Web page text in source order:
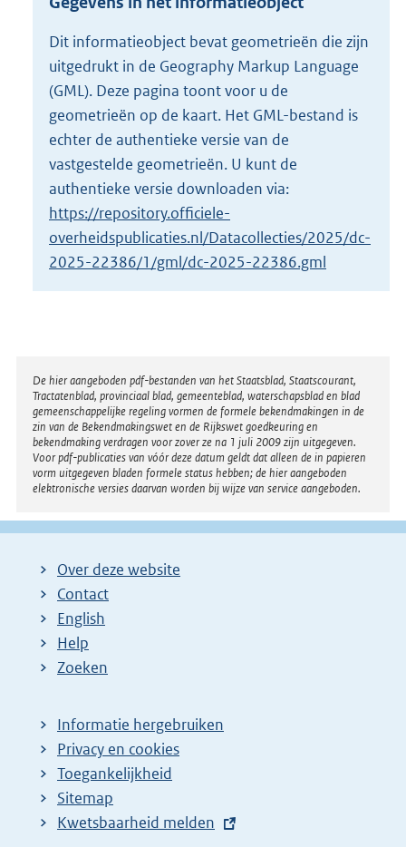
r
o
t
t
e
3
K
b
Dit informatieobject bevat geometrieën die zijn
uitgedrukt in de Geography Markup Language
(GML). Deze pagina toont voor u de
geometrieën op de kaart. Het GML-bestand is
echter de authentieke versie van de
vastgestelde geometrieën. U kunt de
authentieke versie downloaden via:
https://repository.officiele-
overheidspublicaties.nl/Datacollecties/2025/dc-
2025-22386/1/gml/dc-2025-22386.gml
Disclaimer
De hier aangeboden pdf-bestanden van het Staatsblad, Staatscourant,
Tractatenblad, provinciaal blad, gemeenteblad, waterschapsblad en blad
gemeenschappelijke regeling vormen de formele bekendmakingen in de
zin van de Bekendmakingswet en de Rijkswet goedkeuring en
bekendmaking verdragen voor zover ze na 1 juli 2009 zijn uitgegeven.
Voor pdf-publicaties van vóór deze datum geldt dat alleen de in papieren
vorm uitgegeven bladen formele status hebben; de hier aangeboden
elektronische versies daarvan worden bij wijze van service aangeboden.
Over deze website
Contact
English
Help
Zoeken
Informatie hergebruiken
Privacy en cookies
Toegankelijkheid
Sitemap
E
Kwetsbaarheid melden